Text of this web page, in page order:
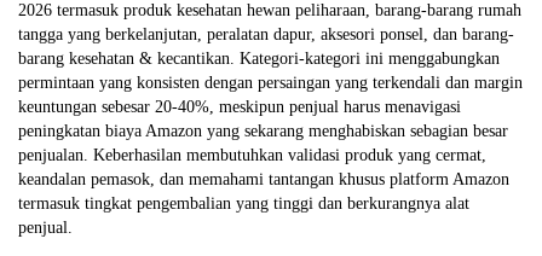
2026 termasuk produk kesehatan hewan peliharaan, barang-barang rumah
tangga yang berkelanjutan, peralatan dapur, aksesori ponsel, dan barang-
barang kesehatan & kecantikan. Kategori-kategori ini menggabungkan
permintaan yang konsisten dengan persaingan yang terkendali dan margin
keuntungan sebesar 20-40%, meskipun penjual harus menavigasi
peningkatan biaya Amazon yang sekarang menghabiskan sebagian besar
penjualan. Keberhasilan membutuhkan validasi produk yang cermat,
keandalan pemasok, dan memahami tantangan khusus platform Amazon
termasuk tingkat pengembalian yang tinggi dan berkurangnya alat
penjual.